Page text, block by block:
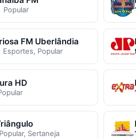
Popular
FM Uberlândia
Esportes, Popular
HD
Popular, Sertaneja